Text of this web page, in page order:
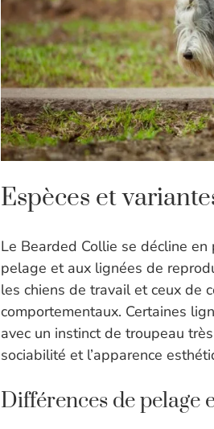
Espèces et
Le Bearded Collie se décline
pelage et aux lignées de
les chiens de travail et ceux de
comportementaux. Certaines
avec un instinct de troupeau
sociabilité et l’apparence
Différences de pelage